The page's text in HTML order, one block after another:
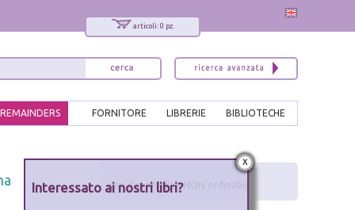
articoli: 0 pz.
BIBLIOTECHE
LIBRERIE
FORNITORE
REMAINDERS
non disponibile - NON ordinabile
x
Interessato ai nostri libri?